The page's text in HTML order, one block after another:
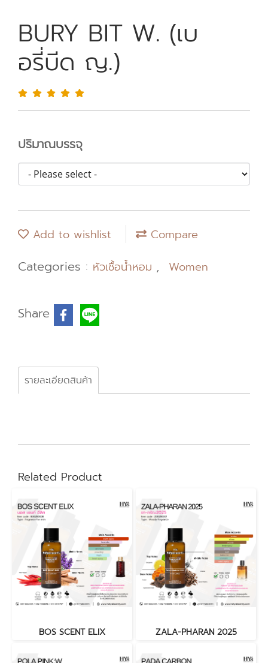
BURY BIT W. (เบ
อรี่บีด ญ.)
ปริมาณบรรจุ
Add to wishlist Compare
Categories : หัวเชื้อน้ำหอม , Women
Share
รายละเอียดสินค้า
Related Product
BOS SCENT ELIX ZALA-PHARAN 2025